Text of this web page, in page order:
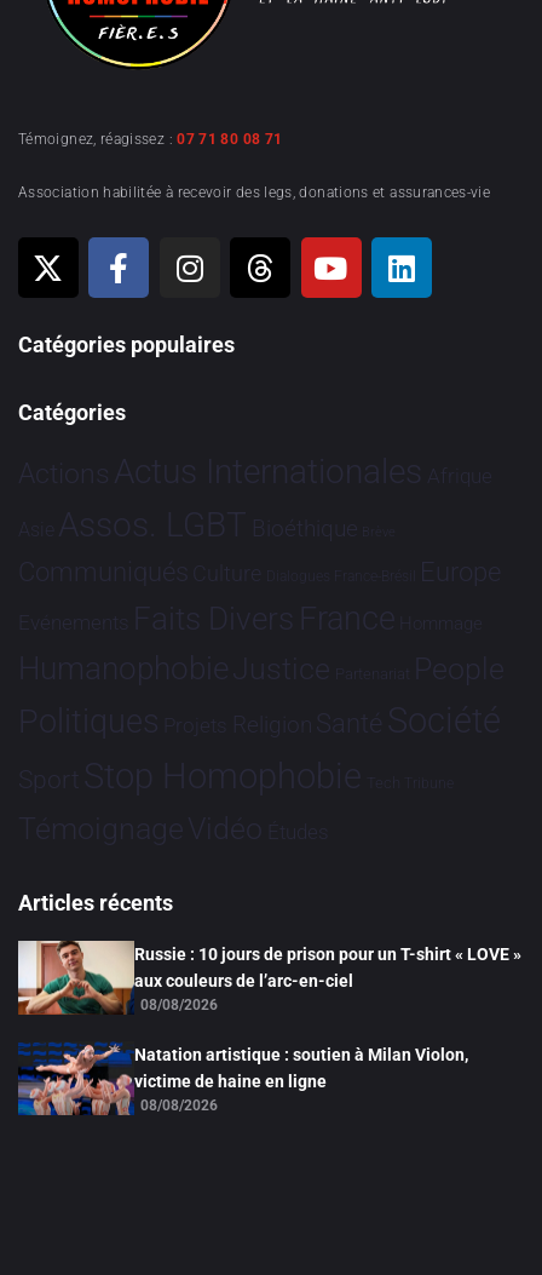
Témoignez, réagissez :07 71 80 08 71
Association habilitée à recevoir des legs, donations et assurances-vie
Catégories populaires
Catégories
Actions Actus Internationales Afrique
Asie Assos. LGBT Bioéthique Brève
Communiqués Culture Dialogues France-Brésil Europe
Evénements Faits Divers France Hommage
HumanophobieJustice Partenariat People
Politiques Projets Religion Santé Société
Sport Stop Homophobie Tech Tribune
TémoignageVidéo Études
Articles récents
Russie : 10 jours de prison pour un T-shirt « LOVE »
aux couleurs de l’arc-en-ciel
08/08/2026
Natation artistique : soutien à Milan Violon,
victime de haine en ligne
08/08/2026